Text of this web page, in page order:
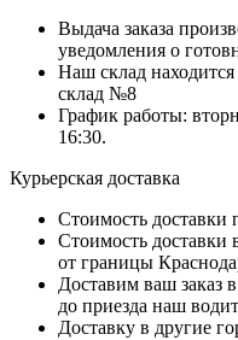
Выдача заказа
уведомления о
Наш склад
склад №8
График работы:
16:30.
Курьерская доставка
Стоимость доставки
Стоимость доставки
от границы
Доставим ваш заказ
до приезда наш
Доставку в другие